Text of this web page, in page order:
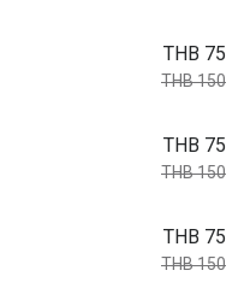
THB 75
THB 150
THB 75
THB 150
THB 75
THB 150